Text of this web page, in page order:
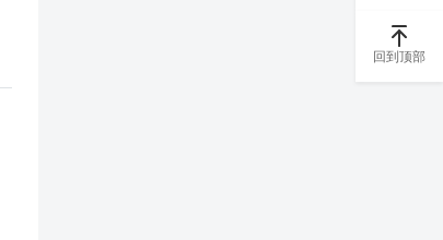
回到顶部